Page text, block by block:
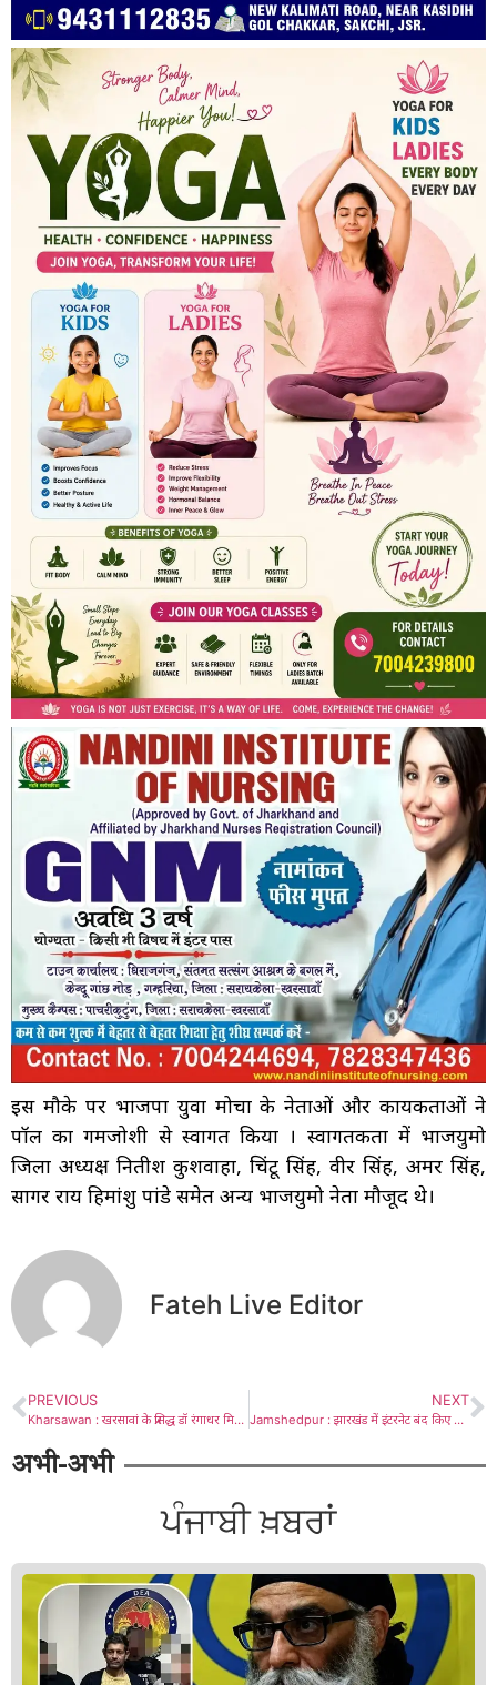
इस मौके पर भाजपा युवा मोर्चा के नेताओं और कार्यकर्ताओं ने
पॉल का गर्मजोशी से स्वागत किया । स्वागतकर्ता में भाजयुमो
जिला अध्यक्ष नितीश कुशवाहा, चिंटू सिंह, वीर सिंह, अमर सिंह,
सागर राय हिमांशु पांडे समेत अन्य भाजयुमो नेता मौजूद थे।
Fateh Live Editor
PREVIOUS
Kharsawan : खरसावां के प्रसिद्ध डॉ रंगाधर मिश्रा की पत्नी का निधन, खबर पाकर पहुंचे विधायक दशरथ गागराई, दी श्रद्धांजलि
NEXT
Jamshedpur : झारखंड में इंटरनेट बंद किए जाने के मामले पर ‘ट्राई’ ने दिया जांच का आदेश, कृतिवास मंडल ने दर्ज कराई थी शिकायत, कहा- नुकसान सरकार भुगतान करे
अभी-अभी
ਪੰਜਾਬੀ ਖ਼ਬਰਾਂ